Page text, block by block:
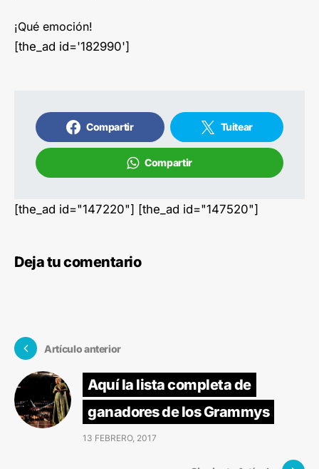
¡Qué emoción!
[the_ad id='182990']
Compartir Tuitear
Compartir
[the_ad id="147220"] [the_ad id="147520"]
Deja tu comentario
Artículo anterior
Aquí la lista completa de
ganadores de los Grammys
13 FEBRERO, 2017